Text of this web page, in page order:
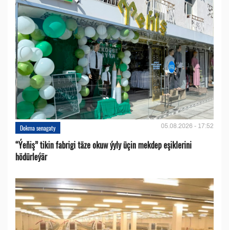
Dokma senagaty 05.08.2026 - 17:52
“Ýeňiş” tikin fabrigi täze okuw ýyly üçin mekdep eşiklerini
hödürleýär